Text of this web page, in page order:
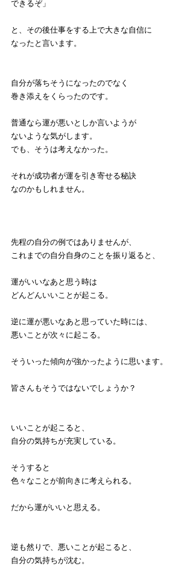
できるぞ」
と、その後仕事をする上で大きな自信に
なったと言います。
自分が落ちそうになったのでなく
巻き添えをくらったのです。
普通なら運が悪いとしか言いようが
ないような気がします。
でも、そうは考えなかった。
それが成功者が運を引き寄せる秘訣
なのかもしれません。
先程の自分の例ではありませんが、
これまでの自分自身のことを振り返ると、
運がいいなあと思う時は
どんどんいいことが起こる。
逆に運が悪いなあと思っていた時には、
悪いことが次々に起こる。
そういった傾向が強かったように思います。
皆さんもそうではないでしょうか？
いいことが起こると、
自分の気持ちが充実している。
そうすると
色々なことが前向きに考えられる。
だから運がいいと思える。
逆も然りで、悪いことが起こると、
自分の気持ちが沈む。